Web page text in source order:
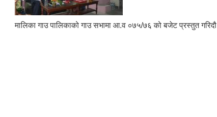
मालिका गाउ पालिकाको गाउ सभामा आ.व ०७५/७६ को बजेट प्रस्तुत गरिदौ